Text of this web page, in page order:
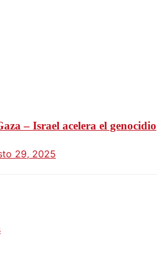
– Israel acelera el genocidio
29, 2025